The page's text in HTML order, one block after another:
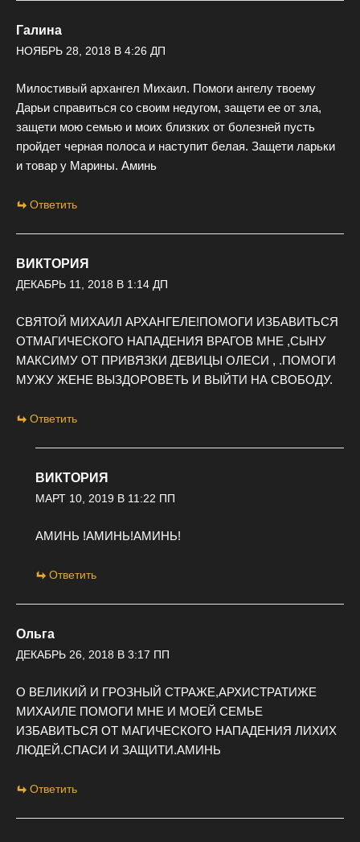
Галина
НОЯБРЬ 28, 2018 В 4:26 ДП
Милостивый архангел Михаил. Помоги ангелу твоему
Дарьи справиться со своим недугом, защети ее от зла,
защети мою семью и моих близких от болезней пусть
пройдет черная полоса и наступит белая. Защети ларьки
и товар у Марины. Аминь
Ответить
ВИКТОРИЯ
ДЕКАБРЬ 11, 2018 В 1:14 ДП
СВЯТОЙ МИХАИЛ АРХАНГЕЛЕ!ПОМОГИ ИЗБАВИТЬСЯ
ОТМАГИЧЕСКОГО НАПАДЕНИЯ ВРАГОВ МНЕ ,СЫНУ
МАКСИМУ ОТ ПРИВЯЗКИ ДЕВИЦЫ ОЛЕСИ , .ПОМОГИ
МУЖУ ЖЕНЕ ВЫЗДОРОВЕТЬ И ВЫЙТИ НА СВОБОДУ.
Ответить
ВИКТОРИЯ
МАРТ 10, 2019 В 11:22 ПП
АМИНЬ !АМИНЬ!АМИНЬ!
Ответить
Ольга
ДЕКАБРЬ 26, 2018 В 3:17 ПП
О ВЕЛИКИЙ И ГРОЗНЫЙ СТРАЖЕ,АРХИСТРАТИЖЕ
МИХАИЛЕ ПОМОГИ МНЕ И МОЕЙ СЕМЬЕ
ИЗБАВИТЬСЯ ОТ МАГИЧЕСКОГО НАПАДЕНИЯ ЛИХИХ
ЛЮДЕЙ.СПАСИ И ЗАЩИТИ.АМИНЬ
Ответить